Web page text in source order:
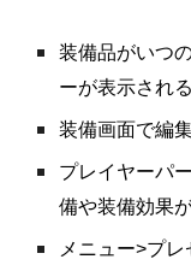
装備品がいつ
ーが表示される
装備画面で編
プレイヤーパ
備や装備効果
メニュー>プ